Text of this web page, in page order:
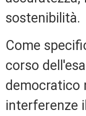
sostenibilità.
Come
corso
democratico
interferenze